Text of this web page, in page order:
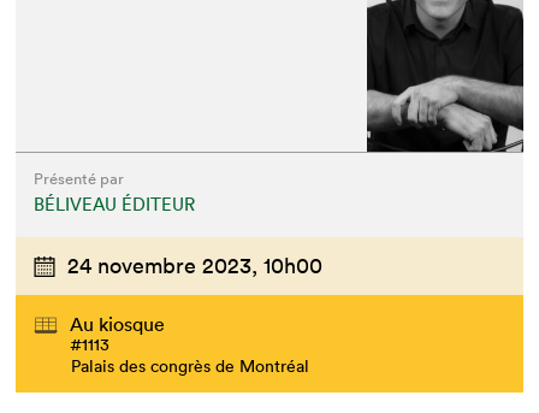
Présenté par
BÉLIVEAU ÉDITEUR
24 novembre 2023, 10h00
Au kiosque
#1113
Palais des congrès de Montréal